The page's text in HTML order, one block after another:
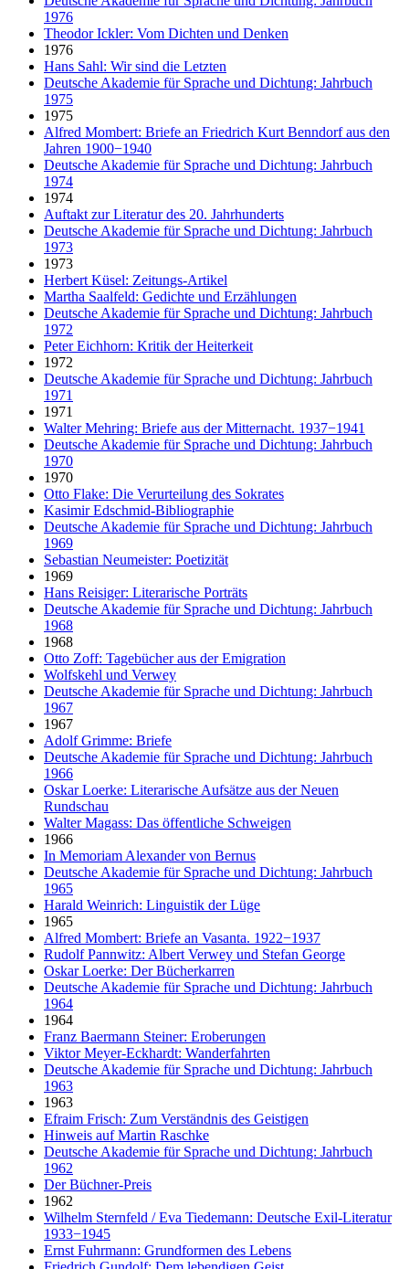
1976
Theodor Ickler: Vom Dichten und Denken
1976
Hans Sahl: Wir sind die Letzten
Deutsche Akademie für Sprache und Dichtung: Jahrbuch
1975
1975
Alfred Mombert: Briefe an Friedrich Kurt Benndorf aus den
Jahren 1900−1940
Deutsche Akademie für Sprache und Dichtung: Jahrbuch
1974
1974
Auftakt zur Literatur des 20. Jahrhunderts
Deutsche Akademie für Sprache und Dichtung: Jahrbuch
1973
1973
Herbert Küsel: Zeitungs-Artikel
Martha Saalfeld: Gedichte und Erzählungen
Deutsche Akademie für Sprache und Dichtung: Jahrbuch
1972
Peter Eichhorn: Kritik der Heiterkeit
1972
Deutsche Akademie für Sprache und Dichtung: Jahrbuch
1971
1971
Walter Mehring: Briefe aus der Mitternacht. 1937−1941
Deutsche Akademie für Sprache und Dichtung: Jahrbuch
1970
1970
Otto Flake: Die Verurteilung des Sokrates
Kasimir Edschmid-Bibliographie
Deutsche Akademie für Sprache und Dichtung: Jahrbuch
1969
Sebastian Neumeister: Poetizität
1969
Hans Reisiger: Literarische Porträts
Deutsche Akademie für Sprache und Dichtung: Jahrbuch
1968
1968
Otto Zoff: Tagebücher aus der Emigration
Wolfskehl und Verwey
Deutsche Akademie für Sprache und Dichtung: Jahrbuch
1967
1967
Adolf Grimme: Briefe
Deutsche Akademie für Sprache und Dichtung: Jahrbuch
1966
Oskar Loerke: Literarische Aufsätze aus der Neuen
Rundschau
Walter Magass: Das öffentliche Schweigen
1966
In Memoriam Alexander von Bernus
Deutsche Akademie für Sprache und Dichtung: Jahrbuch
1965
Harald Weinrich: Linguistik der Lüge
1965
Alfred Mombert: Briefe an Vasanta. 1922−1937
Rudolf Pannwitz: Albert Verwey und Stefan George
Oskar Loerke: Der Bücherkarren
Deutsche Akademie für Sprache und Dichtung: Jahrbuch
1964
1964
Franz Baermann Steiner: Eroberungen
Viktor Meyer-Eckhardt: Wanderfahrten
Deutsche Akademie für Sprache und Dichtung: Jahrbuch
1963
1963
Efraim Frisch: Zum Verständnis des Geistigen
Hinweis auf Martin Raschke
Deutsche Akademie für Sprache und Dichtung: Jahrbuch
1962
Der Büchner-Preis
1962
Wilhelm Sternfeld / Eva Tiedemann: Deutsche Exil-Literatur
1933−1945
Ernst Fuhrmann: Grundformen des Lebens